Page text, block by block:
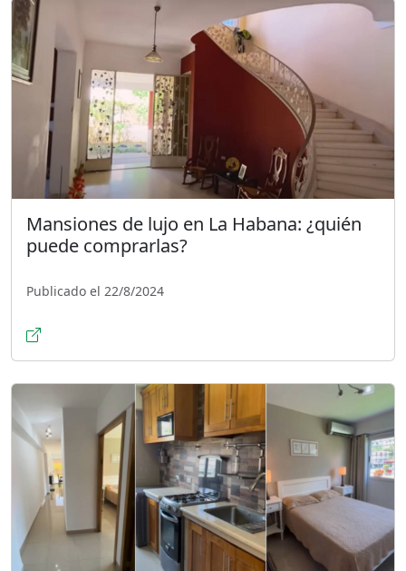
Mansiones de lujo en La Habana: ¿quién
puede comprarlas?
Publicado el 22/8/2024